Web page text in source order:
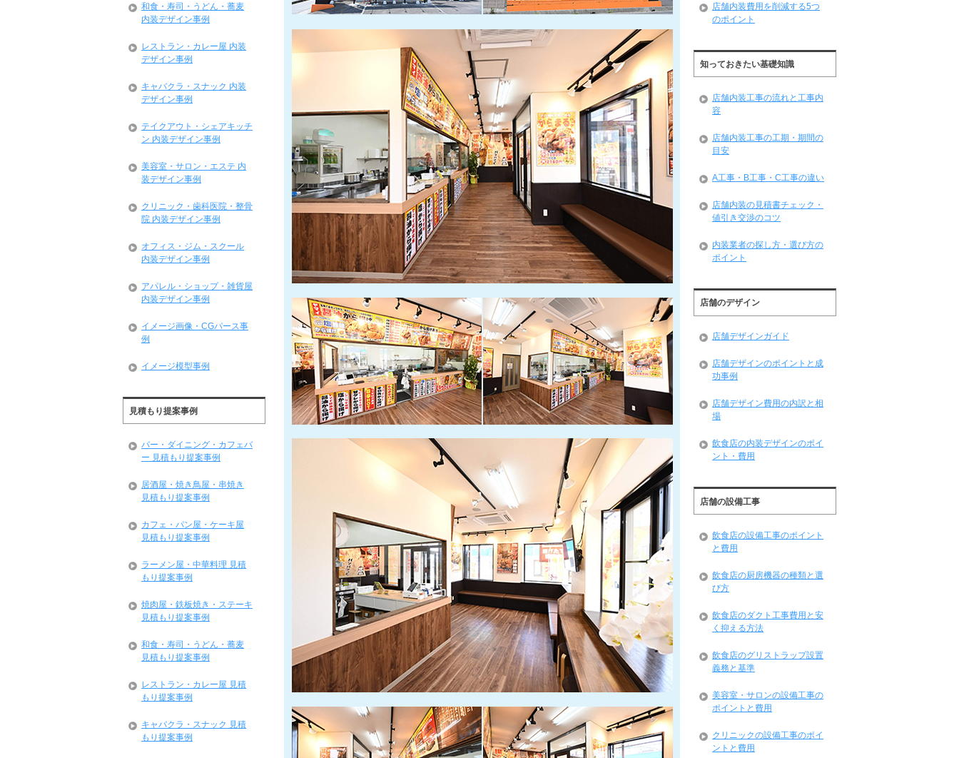
和食・寿司・うどん・蕎麦
内装デザイン事例
レストラン・カレー屋 内装
デザイン事例
キャバクラ・スナック 内装
デザイン事例
テイクアウト・シェアキッチ
ン 内装デザイン事例
美容室・サロン・エステ 内
装デザイン事例
クリニック・歯科医院・整骨
院 内装デザイン事例
オフィス・ジム・スクール
内装デザイン事例
アパレル・ショップ・雑貨屋
内装デザイン事例
イメージ画像・CGパース事
例
イメージ模型事例
見積もり提案事例
バー・ダイニング・カフェバ
ー 見積もり提案事例
居酒屋・焼き鳥屋・串焼き
見積もり提案事例
カフェ・パン屋・ケーキ屋
見積もり提案事例
ラーメン屋・中華料理 見積
もり提案事例
焼肉屋・鉄板焼き・ステーキ
見積もり提案事例
和食・寿司・うどん・蕎麦
見積もり提案事例
レストラン・カレー屋 見積
もり提案事例
キャバクラ・スナック 見積
もり提案事例
店舗内装費用を削減する5つ
のポイント
知っておきたい基礎知識
店舗内装工事の流れと工事内
容
店舗内装工事の工期・期間の
目安
A工事・B工事・C工事の違い
店舗内装の見積書チェック・
値引き交渉のコツ
内装業者の探し方・選び方の
ポイント
店舗のデザイン
店舗デザインガイド
店舗デザインのポイントと成
功事例
店舗デザイン費用の内訳と相
場
飲食店の内装デザインのポイ
ント・費用
店舗の設備工事
飲食店の設備工事のポイント
と費用
飲食店の厨房機器の種類と選
び方
飲食店のダクト工事費用と安
く抑える方法
飲食店のグリストラップ設置
義務と基準
美容室・サロンの設備工事の
ポイントと費用
クリニックの設備工事のポイ
ントと費用